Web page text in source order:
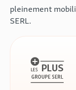
pleinement
SERL.